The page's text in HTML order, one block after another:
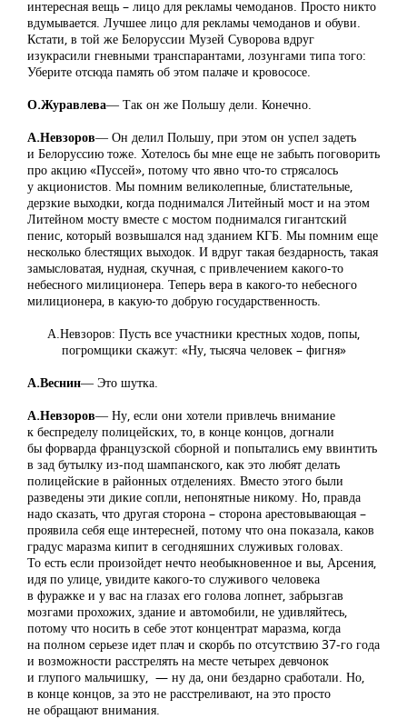
интересная вещь – лицо для рекламы чемоданов. Просто никто
вдумывается. Лучшее лицо для рекламы чемоданов и обуви.
Кстати, в той же Белоруссии Музей Суворова вдруг
изукрасили гневными транспарантами, лозунгами типа того:
Уберите отсюда память об этом палаче и кровососе.
О.Журавлева― Так он же Польшу дели. Конечно.
А.Невзоров― Он делил Польшу, при этом он успел задеть
и Белоруссию тоже. Хотелось бы мне еще не забыть поговорить
про акцию «Пуссей», потому что явно что-то стрясалось
у акционистов. Мы помним великолепные, блистательные,
дерзкие выходки, когда поднимался Литейный мост и на этом
Литейном мосту вместе с мостом поднимался гигантский
пенис, который возвышался над зданием КГБ. Мы помним еще
несколько блестящих выходок. И вдруг такая бездарность, такая
замысловатая, нудная, скучная, с привлечением какого-то
небесного милиционера. Теперь вера в какого-то небесного
милиционера, в какую-то добрую государственность.
А.Невзоров: Пусть все участники крестных ходов, попы,
погромщики скажут: «Ну, тысяча человек – фигня»
А.Веснин― Это шутка.
А.Невзоров― Ну, если они хотели привлечь внимание
к беспределу полицейских, то, в конце концов, догнали
бы форварда французской сборной и попытались ему ввинтить
в зад бутылку из-под шампанского, как это любят делать
полицейские в районных отделениях. Вместо этого были
разведены эти дикие сопли, непонятные никому. Но, правда
надо сказать, что другая сторона – сторона арестовывающая –
проявила себя еще интересней, потому что она показала, каков
градус маразма кипит в сегодняшних служивых головах.
То есть если произойдет нечто необыкновенное и вы, Арсения,
идя по улице, увидите какого-то служивого человека
в фуражке и у вас на глазах его голова лопнет, забрызгав
мозгами прохожих, здание и автомобили, не удивляйтесь,
потому что носить в себе этот концентрат маразма, когда
на полном серьезе идет плач и скорбь по отсутствию 37-го года
и возможности расстрелять на месте четырех девчонок
и глупого мальчишку, — ну да, они бездарно сработали. Но,
в конце концов, за это не расстреливают, на это просто
не обращают внимания.